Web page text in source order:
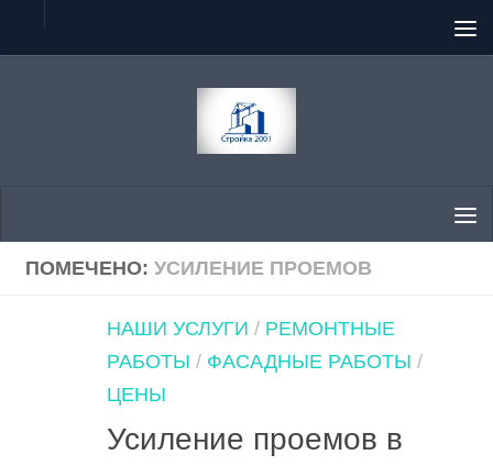
Перейти к содержимому
ПОМЕЧЕНО: УСИЛЕНИЕ ПРОЕМОВ
НАШИ УСЛУГИ / РЕМОНТНЫЕ
РАБОТЫ / ФАСАДНЫЕ РАБОТЫ /
ЦЕНЫ
Усиление проемов в